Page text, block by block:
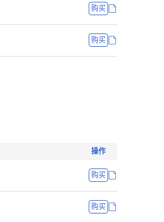
购买
购买
操作
购买
购买